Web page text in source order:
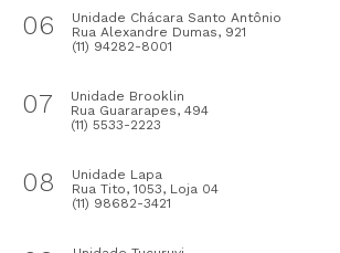
06
Unidade Chácara Santo Antônio
Rua Alexandre Dumas, 921
(11) 94282-8001
07
Unidade Brooklin
Rua Guararapes, 494
(11) 5533-2223
08
Unidade Lapa
Rua Tito, 1053, Loja 04
(11) 98682-3421